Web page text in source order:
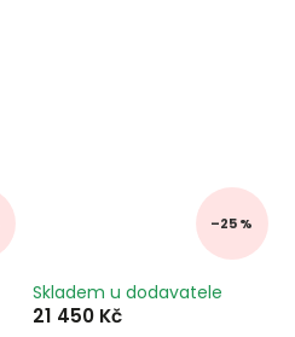
–25 %
Skladem u dodavatele
21 450 Kč